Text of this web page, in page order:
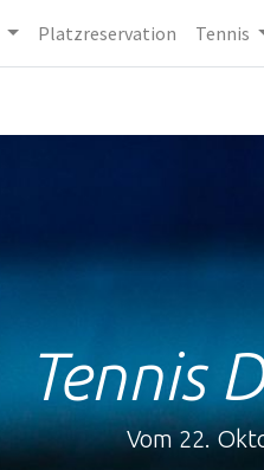
Platzreservation Tennis
Tennis
Vom 22.